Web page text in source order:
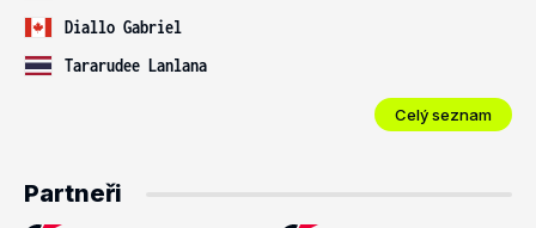
Diallo Gabriel
Tararudee Lanlana
Celý seznam
Partneři